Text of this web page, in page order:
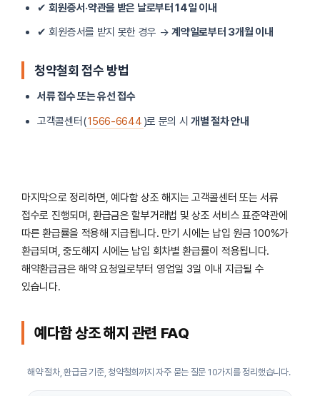
✔회원증서·약관을 받은 날로부터 14일 이내
✔ 회원증서를 받지 못한 경우 →계약일로부터 3개월 이내
청약철회 접수 방법
서류 접수 또는 유선 접수
고객콜센터(1566-6644 )로 문의 시개별 절차 안내
마지막으로 정리하면, 예다함 상조 해지는 고객콜센터 또는 서류
접수로 진행되며, 환급금은 할부거래법 및 상조 서비스 표준약관에
따른 환급률을 적용해 지급됩니다. 만기 시에는 납입 원금 100%가
환급되며, 중도해지 시에는 납입 회차별 환급률이 적용됩니다.
해약환급금은 해약 요청일로부터 영업일 3일 이내 지급될 수
있습니다.
예다함 상조 해지 관련 FAQ
해약 절차, 환급금 기준, 청약철회까지 자주 묻는 질문 10가지를 정리했습니다.